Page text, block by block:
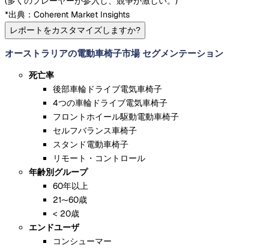
*出典：Coherent Market Insights
レポートをカスタマイズしますか?
オーストラリアの電動車椅子市場 セグメンテーション
死亡率
後部車輪ドライブ電気車椅子
4つの車輪ドライブ電気車椅子
フロントホイール駆動電動車椅子
セルフバランス車椅子
スタンド電動車椅子
リモート・コントロール
年齢別グループ
60年以上
21〜60歳
< 20歳
エンドユーザ
コンシューマー